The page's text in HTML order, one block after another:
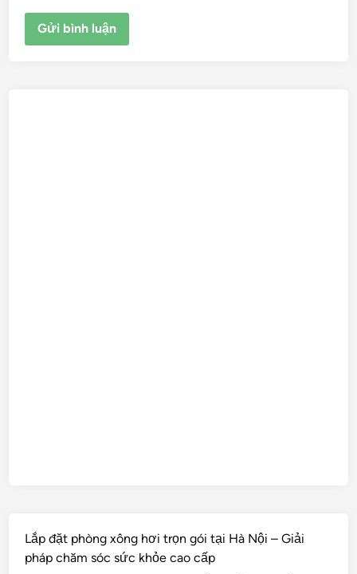
Lắp đặt phòng xông hơi trọn gói tại Hà Nội – Giải
pháp chăm sóc sức khỏe cao cấp